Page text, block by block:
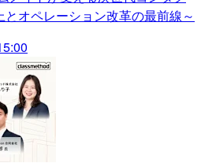
とオペレーション改革の最前線～